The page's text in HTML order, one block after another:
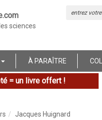
sciences
À PARAÎTRE
= un livre offert !
Jacques Huignard